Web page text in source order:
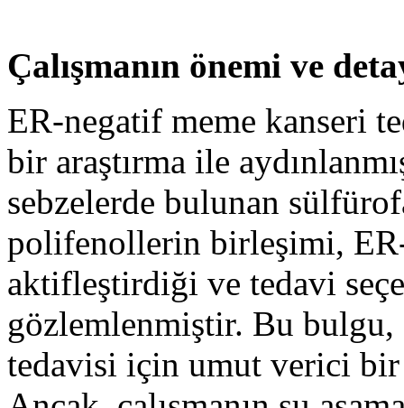
Çalışmanın önemi ve
ER-negatif meme kanseri
bir araştırma ile
sebzelerde bulunan
polifenollerin birleşimi,
aktifleştirdiği ve tedavi
gözlemlenmiştir. Bu
tedavisi için umut verici